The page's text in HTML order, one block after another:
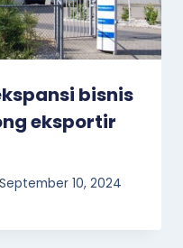
bisnis
eksportir
September 10, 2024